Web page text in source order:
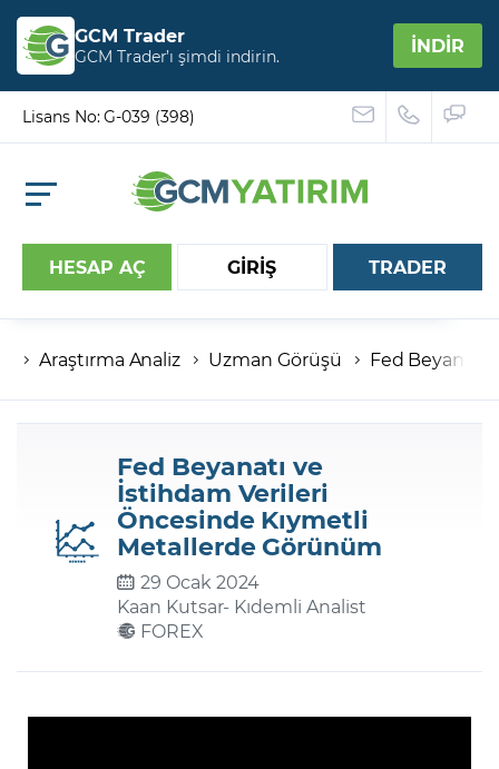
GCM Trader
GCM Trader’ı şimdi indirin. İNDİR
Lisans No: G-039 (398)
HESAP AÇ GİRİŞ
Hesap numaranız
Şifreniz
Şifremi Unuttum
TRADER
Araştırma Analiz Uzman Görüşü Fed
Fed Beyanatı ve
İstihdam Verileri
Öncesinde Kıymetli
Metallerde Görünüm
29 Ocak 2024
Kaan Kutsar- Kıdemli Analist
FOREX